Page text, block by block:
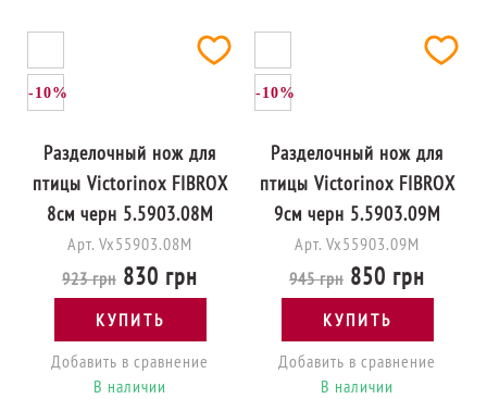
-10%
Разделочный нож для
птицы Victorinox FIBROX
8см черн 5.5903.08M
Арт. Vx55903.08M
923 грн 830 грн
КУПИТЬ
Добавить в сравнение
В наличии
-10%
Разделочный нож для
птицы Victorinox FIBROX
9см черн 5.5903.09M
Арт. Vx55903.09M
945 грн 850 грн
КУПИТЬ
Добавить в сравнение
В наличии